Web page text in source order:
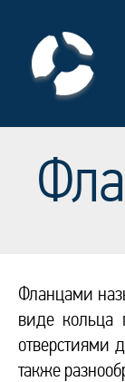
Фланцами
виде кольца
отверстиями
также